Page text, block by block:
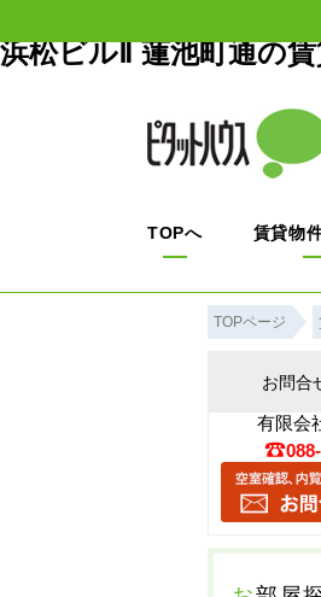
浜松ビルⅡ 蓮池町通の
TOPへ 賃貸物
TOPページ
お問合
有限会